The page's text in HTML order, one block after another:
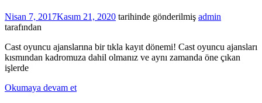
Nisan 7, 2017Kasım 21, 2020 tarihinde gönderilmiş admin
tarafından
Cast oyuncu ajanslarına bir tıkla kayıt dönemi! Cast oyuncu ajansları
kısmından kadromuza dahil olmanız ve aynı zamanda öne çıkan
işlerde
Okumaya devam et